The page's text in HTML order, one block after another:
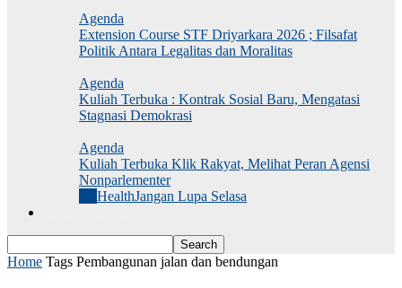
Agenda
Extension Course STF Driyarkara 2026 ; Filsafat
Politik Antara Legalitas dan Moralitas
Agenda
Kuliah Terbuka : Kontrak Sosial Baru, Mengatasi
Stagnasi Demokrasi
Agenda
Kuliah Terbuka Klik Rakyat, Melihat Peran Agensi
Nonparlementer
HealthJangan Lupa Selasa
Home Tags Pembangunan jalan dan bendungan